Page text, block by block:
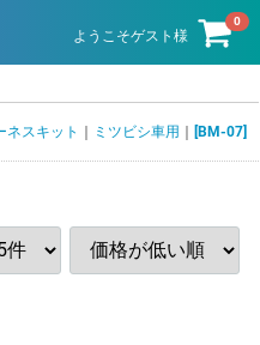
ようこそゲスト様
0
ネスキット ミツビシ車用 [BM-07]